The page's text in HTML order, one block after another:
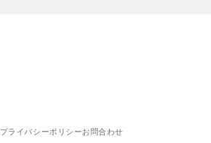
プライバシーポリシーお問合わせ